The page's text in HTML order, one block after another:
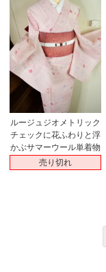
ルージュジオメトリック
チェックに花ふわりと浮
かぶサマーウール単着物
売り切れ